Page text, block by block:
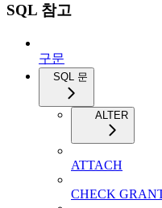
SQL 참고
구문
SQL 문
ALTER
ATTACH
CHECK